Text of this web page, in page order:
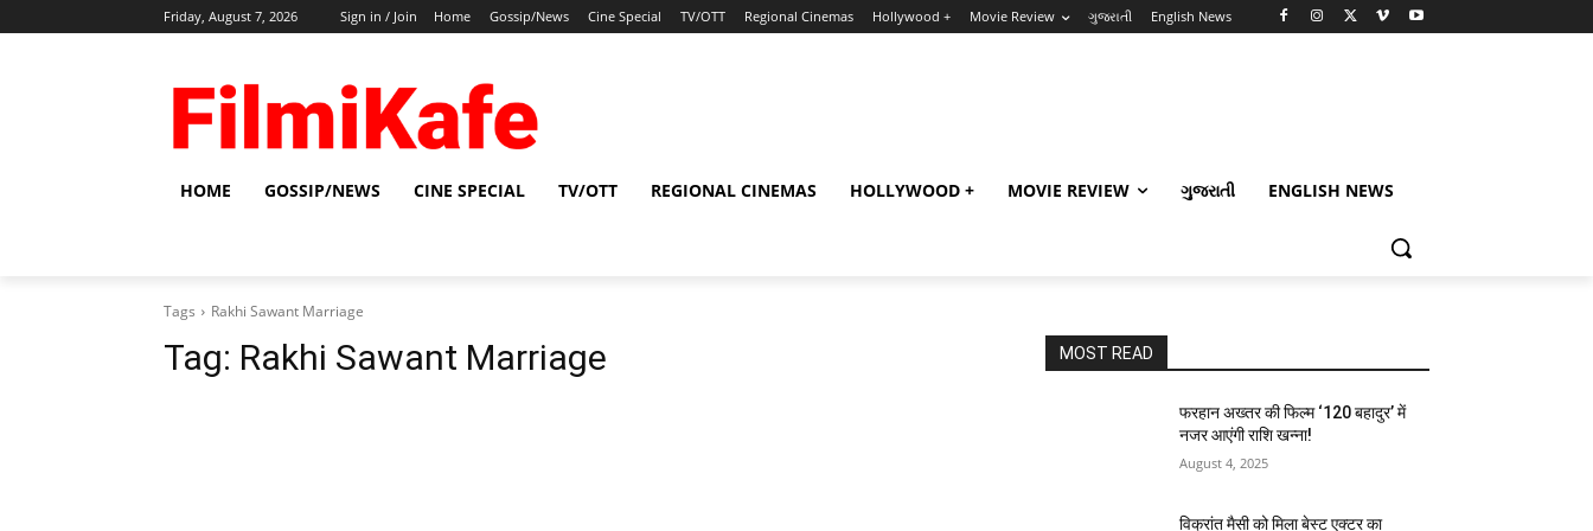
Friday, August 7, 2026 Sign in / Join Home Gossip/News Cine Special TV/OTT Regional Cinemas Hollywood + Movie Review ગુજરાતી English News
HOME GOSSIP/NEWS CINE SPECIAL TV/OTT REGIONAL CINEMAS HOLLYWOOD + MOVIE REVIEW ગુજરાતી ENGLISH NEWS
Tags Rakhi Sawant Marriage
Tag: Rakhi Sawant Marriage MOST READ
फरहान अख्तर की फिल्म ‘120 बहादुर’ में
नजर आएंगी राशि खन्ना!
August 4, 2025
विक्रांत मैसी को मिला बेस्ट एक्टर का